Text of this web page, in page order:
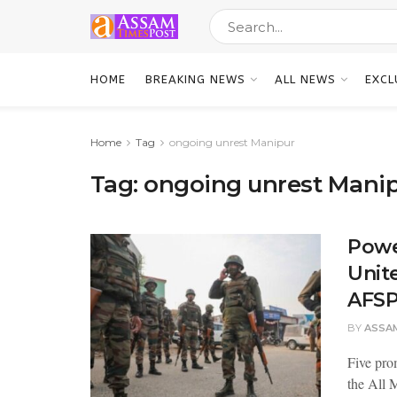
HOME BREAKING NEWS ALL NEWS
Home Tag ongoing unrest Manipur
Tag: ongoing unrest
BY
Five
the All